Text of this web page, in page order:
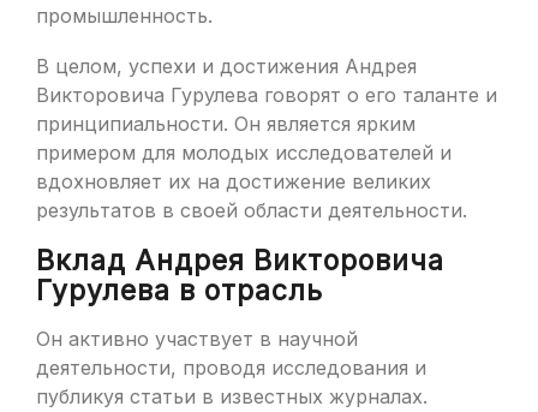
промышленность.
В целом, успехи и достижения Андрея
Викторовича Гурулева говорят о его таланте и
принципиальности. Он является ярким
примером для молодых исследователей и
вдохновляет их на достижение великих
результатов в своей области деятельности.
Вклад Андрея Викторовича
Гурулева в отрасль
Он активно участвует в научной
деятельности, проводя исследования и
публикуя статьи в известных журналах.